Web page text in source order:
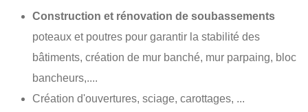
Construction et rénovation de soubassements
poteaux et poutres pour garantir la stabilité des
bâtiments, création de mur banché, mur parpaing, bloc
bancheurs,....
Création d'ouvertures, sciage, carottages, ...